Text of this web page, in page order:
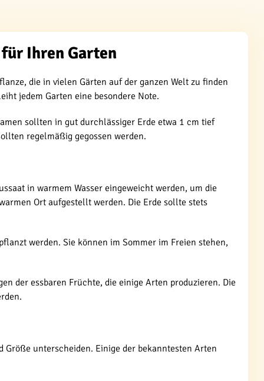
Ihren Garten
die in vielen Gärten auf der ganzen Welt zu finden
jedem Garten eine besondere Note.
sollten in gut durchlässiger Erde etwa 1 cm tief
regelmäßig gegossen werden.
in warmem Wasser eingeweicht werden, um die
Ort aufgestellt werden. Die Erde sollte stets
werden. Sie können im Sommer im Freien stehen,
der essbaren Früchte, die einige Arten produzieren. Die
unterscheiden. Einige der bekanntesten Arten